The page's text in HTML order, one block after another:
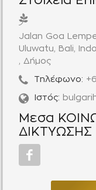
Jalan Goa
Uluwatu, Bali,
, Δήμος
Τηλέφωνο:
Ιστός:
Μεσα
ΔΙΚΤΥΩΣΗΣ